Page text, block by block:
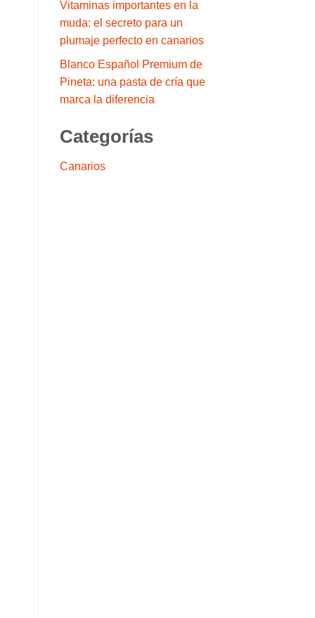
Vitaminas importantes en la
muda: el secreto para un
plumaje perfecto en canarios
Blanco Español Premium de
Pineta: una pasta de cría que
marca la diferencia
Categorías
Canarios